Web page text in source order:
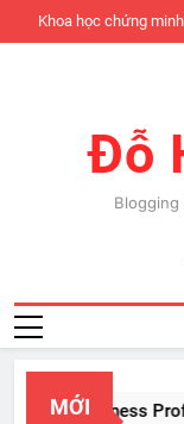
to
Khoa học chứng
Đỗ
Blogging
MỚI
PayPal Business